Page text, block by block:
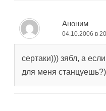
Аноним
04.10.2006 в
сертаки))) зябл, а
для меня